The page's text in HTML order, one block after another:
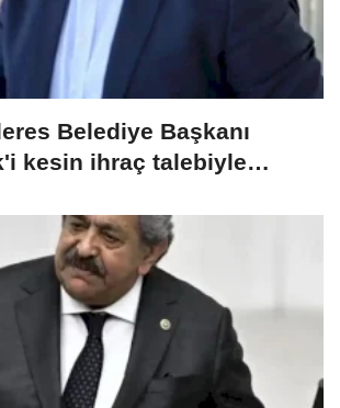
Belediye Başkanı
kesin ihraç talebiyle